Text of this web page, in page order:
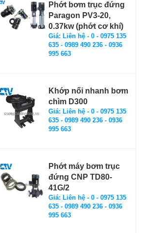
Phớt bơm trục đứng
Paragon PV3-20,
0.37kw (phớt cơ khí)
Giá: Liên hệ - 0 - 0975 135
635 - 0989 490 236 - 0936
995 663
Khớp nối nhanh bơm
chìm D300
Giá: Liên hệ - 0 - 0975 135
635 - 0989 490 236 - 0936
995 663
Phớt máy bơm trục
đứng CNP TD80-
41G/2
Giá: Liên hệ - 0 - 0975 135
635 - 0989 490 236 - 0936
995 663